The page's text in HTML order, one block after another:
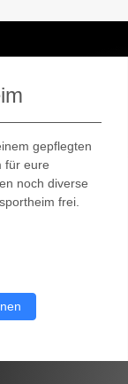
gepflegten
für eure
noch diverse
frei.